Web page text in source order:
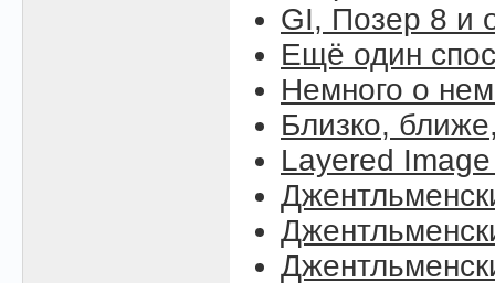
GI, Позер 8 и
Ещё один
Немного о
Близко,
Layered